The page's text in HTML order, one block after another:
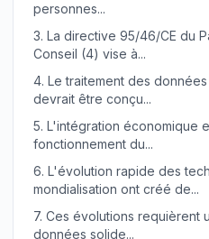
personnes...
3. La directive 95/46/CE du
Conseil (4) vise à...
4. Le traitement des
devrait être conçu...
5. L'intégration économique
fonctionnement du...
6. L'évolution rapide des
mondialisation ont créé de...
7. Ces évolutions requièrent
données solide...